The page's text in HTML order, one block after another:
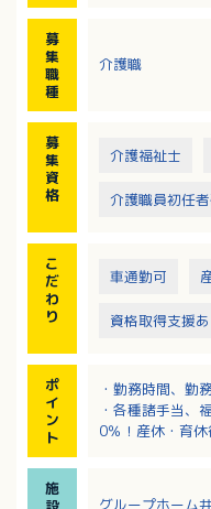
・歩行介助、入
募
集
職
種
介護職
募
集
資
格
介護福祉士
介護職員初任
こ
だ
わ
り
車通勤可
資格取得支援
ポ
イ
ン
ト
・勤務時間、勤
・各種諸手当、
0％！産休・育
・慣れるまで先
施
グループホーム